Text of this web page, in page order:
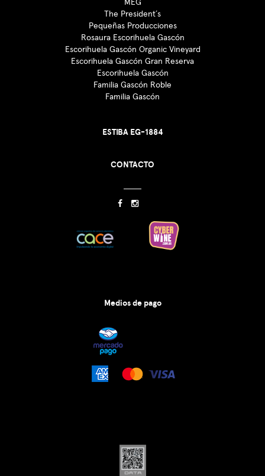
MEG
The President´s
Pequeñas Producciones
Rosaura Escorihuela Gascón
Escorihuela Gascón Organic Vineyard
Escorihuela Gascón Gran Reserva
Escorihuela Gascón
Familia Gascón Roble
Familia Gascón
ESTIBA EG-1884
CONTACTO
Medios de pago